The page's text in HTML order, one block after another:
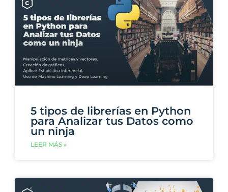
5 tipos de librerías en Python
para Analizar tus Datos como
un ninja
LEER MÁS »